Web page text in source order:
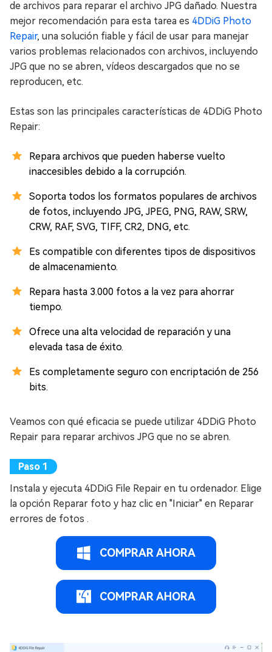
de archivos para reparar el archivo JPG dañado. Nuestra
mejor recomendación para esta tarea es 4DDiG Photo
Repair, una solución fiable y fácil de usar para manejar
varios problemas relacionados con archivos, incluyendo
JPG que no se abren, vídeos descargados que no se
reproducen, etc.
Estas son las principales características de 4DDiG Photo
Repair:
Repara archivos que pueden haberse vuelto
inaccesibles debido a la corrupción.
Soporta todos los formatos populares de archivos
de fotos, incluyendo JPG, JPEG, PNG, RAW, SRW,
CRW, RAF, SVG, TIFF, CR2, DNG, etc.
Es compatible con diferentes tipos de dispositivos
de almacenamiento.
Repara hasta 3.000 fotos a la vez para ahorrar
tiempo.
Ofrece una alta velocidad de reparación y una
elevada tasa de éxito.
Es completamente seguro con encriptación de 256
bits.
Veamos con qué eficacia se puede utilizar 4DDiG Photo
Repair para reparar archivos JPG que no se abren.
Instala y ejecuta 4DDiG File Repair en tu ordenador. Elige
la opción Reparar foto y haz clic en "Iniciar" en Reparar
errores de fotos .
COMPRAR AHORA
COMPRAR AHORA